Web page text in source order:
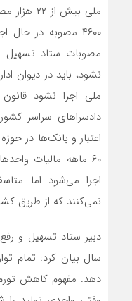
مصوبات ستاد تسهیل
نشود، باید در دیوان
ملی اجرا نشود
دادسراهای سراسر
اعتبار و بانک‌ها در
۶۰ ماهه مالیات
اجرا می‌شود اما
نمی‌کنند که از طریق
دبیر ستاد تسهیل و
سال بیان کرد: تمام
دهد. مفهوم کاهش